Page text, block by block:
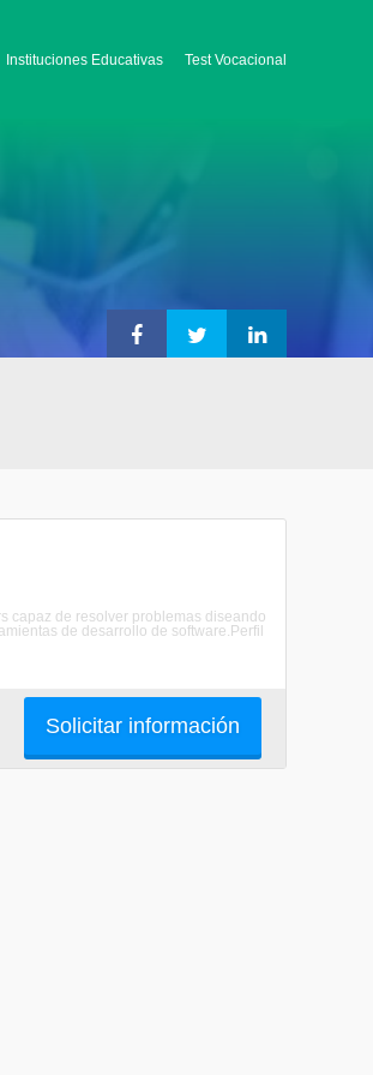
Instituciones Educativas Test Vocacional
capaz de resolver problemas diseando
de desarrollo de software.Perfil
Solicitar información